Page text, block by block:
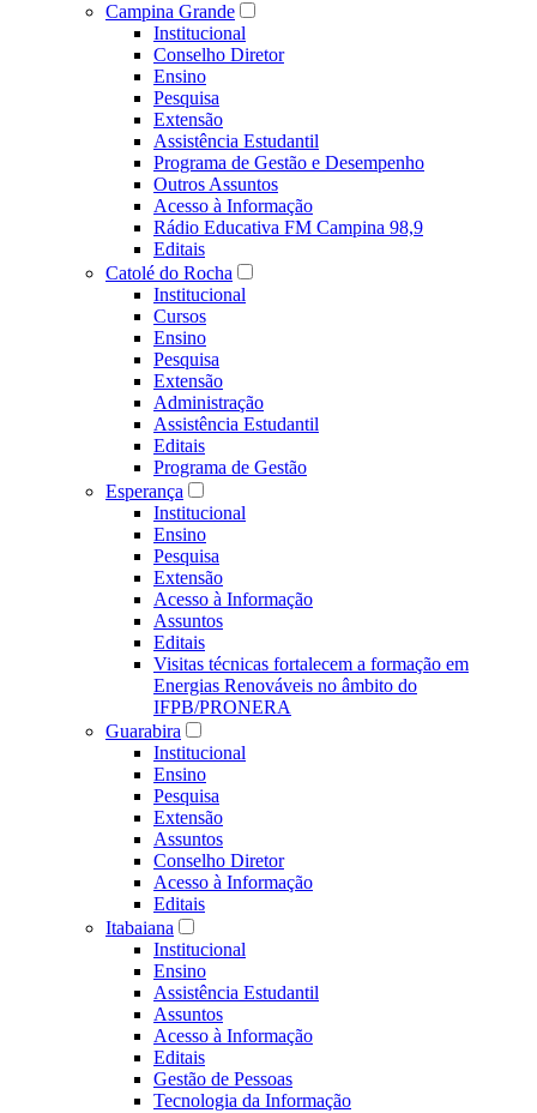
Campina Grande
Institucional
Conselho Diretor
Ensino
Pesquisa
Extensão
Assistência Estudantil
Programa de Gestão e Desempenho
Outros Assuntos
Acesso à Informação
Rádio Educativa FM Campina 98,9
Editais
Catolé do Rocha
Institucional
Cursos
Ensino
Pesquisa
Extensão
Administração
Assistência Estudantil
Editais
Programa de Gestão
Esperança
Institucional
Ensino
Pesquisa
Extensão
Acesso à Informação
Assuntos
Editais
Visitas técnicas fortalecem a formação em
Energias Renováveis no âmbito do
IFPB/PRONERA
Guarabira
Institucional
Ensino
Pesquisa
Extensão
Assuntos
Conselho Diretor
Acesso à Informação
Editais
Itabaiana
Institucional
Ensino
Assistência Estudantil
Assuntos
Acesso à Informação
Editais
Gestão de Pessoas
Tecnologia da Informação